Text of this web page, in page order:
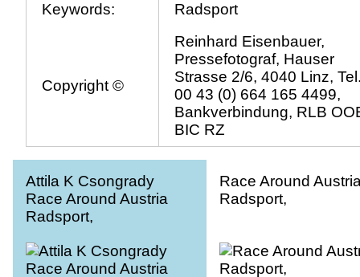
Keywords:
Radsport
Copyright ©
Reinhard Eisenbauer,
Pressefotograf, Hauser
Strasse 2/6, 4040 Linz,
00 43 (0) 664 165 4499,
Bankverbindung, RLB
BIC RZ
Attila K Csongrady
Race Around Austria
Radsport,
Race Around
Radsport,